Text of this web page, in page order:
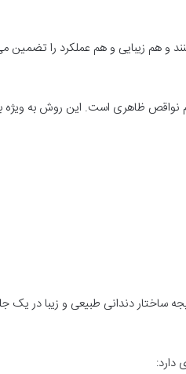
و هم زیبایی و هم عملکرد را تضمین
ظاهری است. این روش به ویژه
دندانی طبیعی و زیبا در یک
دارد: